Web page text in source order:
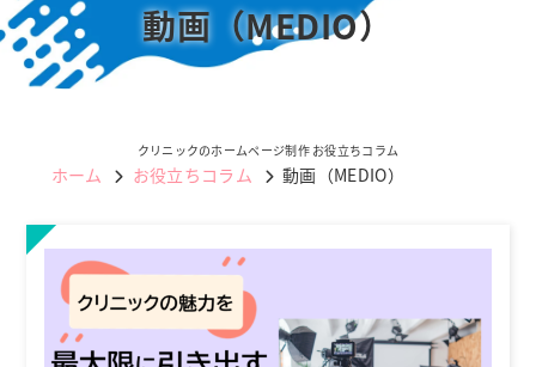
動画（MEDIO）
クリニックのホームページ制作 お役立ちコラム
ホーム お役立ちコラム 動画（MEDIO）